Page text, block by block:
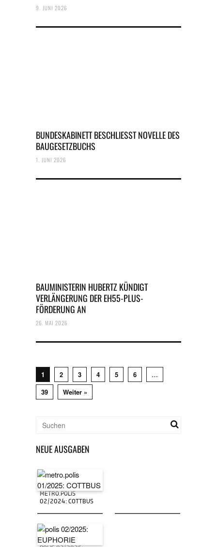
9. JUNI 2026
BUNDESKABINETT BESCHLIESST NOVELLE DES B
AUGESETZBUCHS
1. JUNI 2026
BAUMINISTERIN HUBERTZ KÜNDIGT
VERLÄNGERUNG DER EH55-PLUS-
FÖRDERUNG AN
26. MAI 2026
1 2 3 4 5 6
…
39
Weiter »
NEUE AUSGABEN
METRO.POLIS
02/2024: COTTBUS